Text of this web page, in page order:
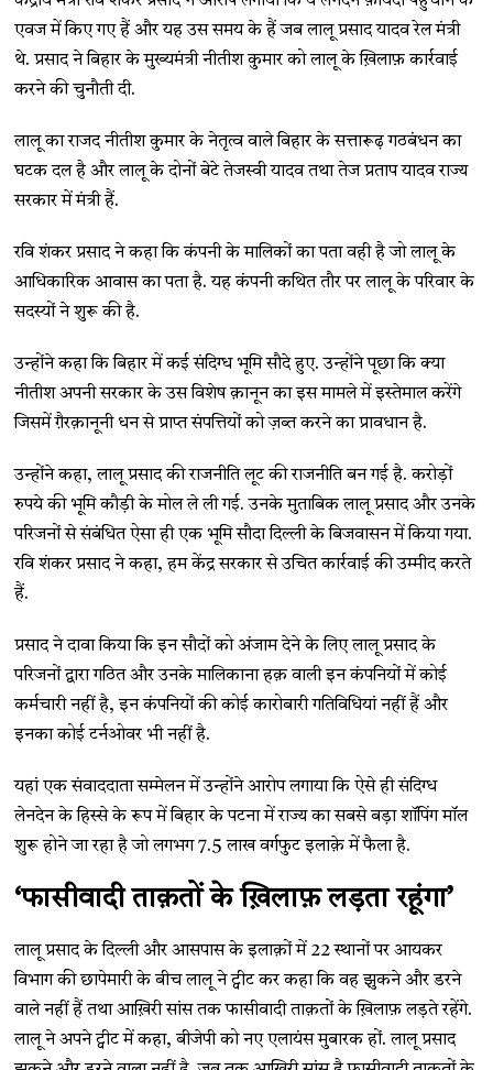
एवज में किए गए हैं और यह उस समय के हैं जब लालू प्रसाद यादव रेल मंत्री
थे. प्रसाद ने बिहार के मुख्यमंत्री नीतीश कुमार को लालू के ख़िलाफ़ कार्रवाई
करने की चुनौती दी.
लालू का राजद नीतीश कुमार के नेतृत्व वाले बिहार के सत्तारूढ़ गठबंधन का
घटक दल है और लालू के दोनों बेटे तेजस्वी यादव तथा तेज प्रताप यादव राज्य
सरकार में मंत्री हैं.
रवि शंकर प्रसाद ने कहा कि कंपनी के मालिकों का पता वही है जो लालू के
आधिकारिक आवास का पता है. यह कंपनी कथित तौर पर लालू के परिवार के
सदस्यों ने शुरू की है.
उन्होंने कहा कि बिहार में कई संदिग्ध भूमि सौदे हुए. उन्होंने पूछा कि क्या
नीतीश अपनी सरकार के उस विशेष क़ानून का इस मामले में इस्तेमाल करेंगे
जिसमें ग़ैरक़ानूनी धन से प्राप्त संपत्तियों को ज़ब्त करने का प्रावधान है.
उन्होंने कहा, लालू प्रसाद की राजनीति लूट की राजनीति बन गई है. करोड़ों
रुपये की भूमि कौड़ी के मोल ले ली गई. उनके मुताबिक लालू प्रसाद और उनके
परिजनों से संबंधित ऐसा ही एक भूमि सौदा दिल्ली के बिजवासन में किया गया.
रवि शंकर प्रसाद ने कहा, हम केंद्र सरकार से उचित कार्रवाई की उम्मीद करते
हैं.
प्रसाद ने दावा किया कि इन सौदों को अंजाम देने के लिए लालू प्रसाद के
परिजनों द्वारा गठित और उनके मालिकाना हक़ वाली इन कंपनियों में कोई
कर्मचारी नहीं है, इन कंपनियों की कोई कारोबारी गतिविधियां नहीं हैं और
इनका कोई टर्नओवर भी नहीं है.
यहां एक संवाददाता सम्मेलन में उन्होंने आरोप लगाया कि ऐसे ही संदिग्ध
लेनदेन के हिस्से के रूप में बिहार के पटना में राज्य का सबसे बड़ा शॉपिंग मॉल
शुरू होने जा रहा है जो लगभग 7.5 लाख वर्गफुट इलाक़े में फैला है.
‘फासीवादी ताक़तों के ख़िलाफ़ लड़ता रहूंगा’
लालू प्रसाद के दिल्ली और आसपास के इलाक़ों में 22 स्थानों पर आयकर
विभाग की छापेमारी के बीच लालू ने ट्वीट कर कहा कि वह झुकने और डरने
वाले नहीं हैं तथा आख़िरी सांस तक फासीवादी ताक़तों के ख़िलाफ़ लड़ते रहेंगे.
लालू ने अपने ट्वीट में कहा, बीजेपी को नए एलायंस मुबारक हों. लालू प्रसाद